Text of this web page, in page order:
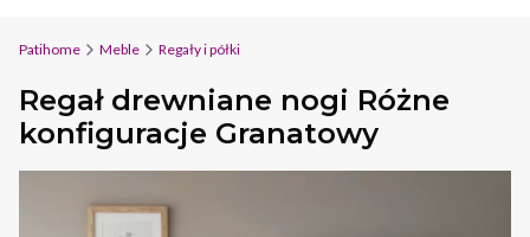
Patihome Meble Regały i półki
Regał drewniane nogi Różne
konfiguracje Granatowy